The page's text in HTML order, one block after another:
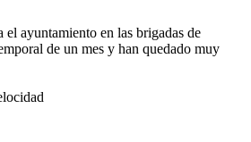
el ayuntamiento en las brigadas de
de un mes y han quedado muy